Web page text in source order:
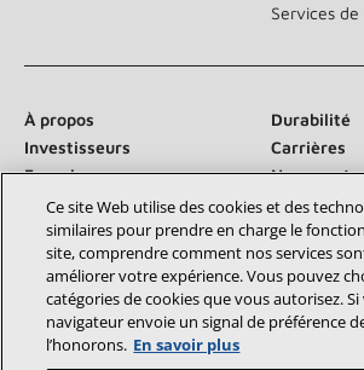
Services
À propos
Durabilité
Investisseurs
Carrières
Fournisseurs
Nous
Salle de presse
Communiquez avec nous :
Ce site Web utilise des cookies et des
similaires pour prendre en charge le
site, comprendre comment nos services
améliorer votre expérience. Vous pouvez
catégories de cookies que vous autorisez.
navigateur envoie un signal de préférence
l’honorons. En savoir plus